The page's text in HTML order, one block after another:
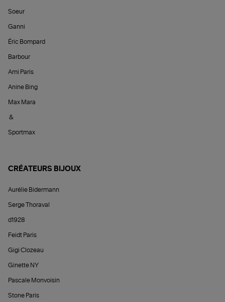
Soeur
Ganni
Éric Bompard
Barbour
Ami Paris
Anine Bing
Max Mara
&
Sportmax
CRÉATEURS BIJOUX
Aurélie Bidermann
Serge Thoraval
d1928
Feidt Paris
Gigi Clozeau
Ginette NY
Pascale Monvoisin
Stone Paris